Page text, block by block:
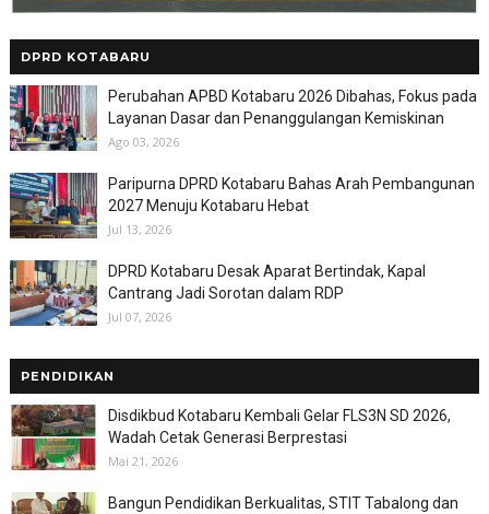
DPRD KOTABARU
Perubahan APBD Kotabaru 2026 Dibahas, Fokus pada
Layanan Dasar dan Penanggulangan Kemiskinan
Ago 03, 2026
Paripurna DPRD Kotabaru Bahas Arah Pembangunan
2027 Menuju Kotabaru Hebat
Jul 13, 2026
DPRD Kotabaru Desak Aparat Bertindak, Kapal
Cantrang Jadi Sorotan dalam RDP
Jul 07, 2026
PENDIDIKAN
Disdikbud Kotabaru Kembali Gelar FLS3N SD 2026,
Wadah Cetak Generasi Berprestasi
Mai 21, 2026
Bangun Pendidikan Berkualitas, STIT Tabalong dan